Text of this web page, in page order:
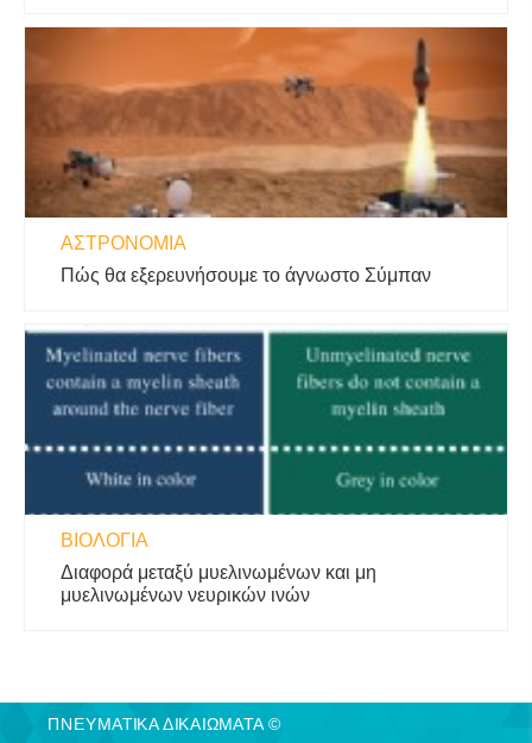
ΑΣΤΡΟΝΟΜΊΑ
Πώς θα εξερευνήσουμε το άγνωστο Σύμπαν
ΒΙΟΛΟΓΊΑ
Διαφορά μεταξύ μυελινωμένων και μη
μυελινωμένων νευρικών ινών
ΠΝΕΥΜΑΤΙΚΑ ΔΙΚΑΙΩΜΑΤΑ ©